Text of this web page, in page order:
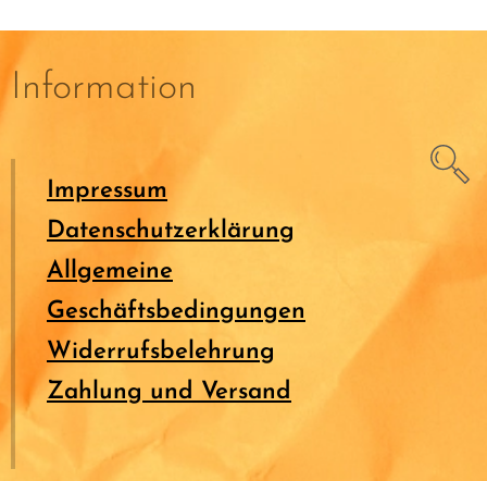
Information
Impressum
Datenschutzerklärung
Allgemeine
Geschäftsbedingungen
Widerrufsbelehrung
Zahlung und Versand